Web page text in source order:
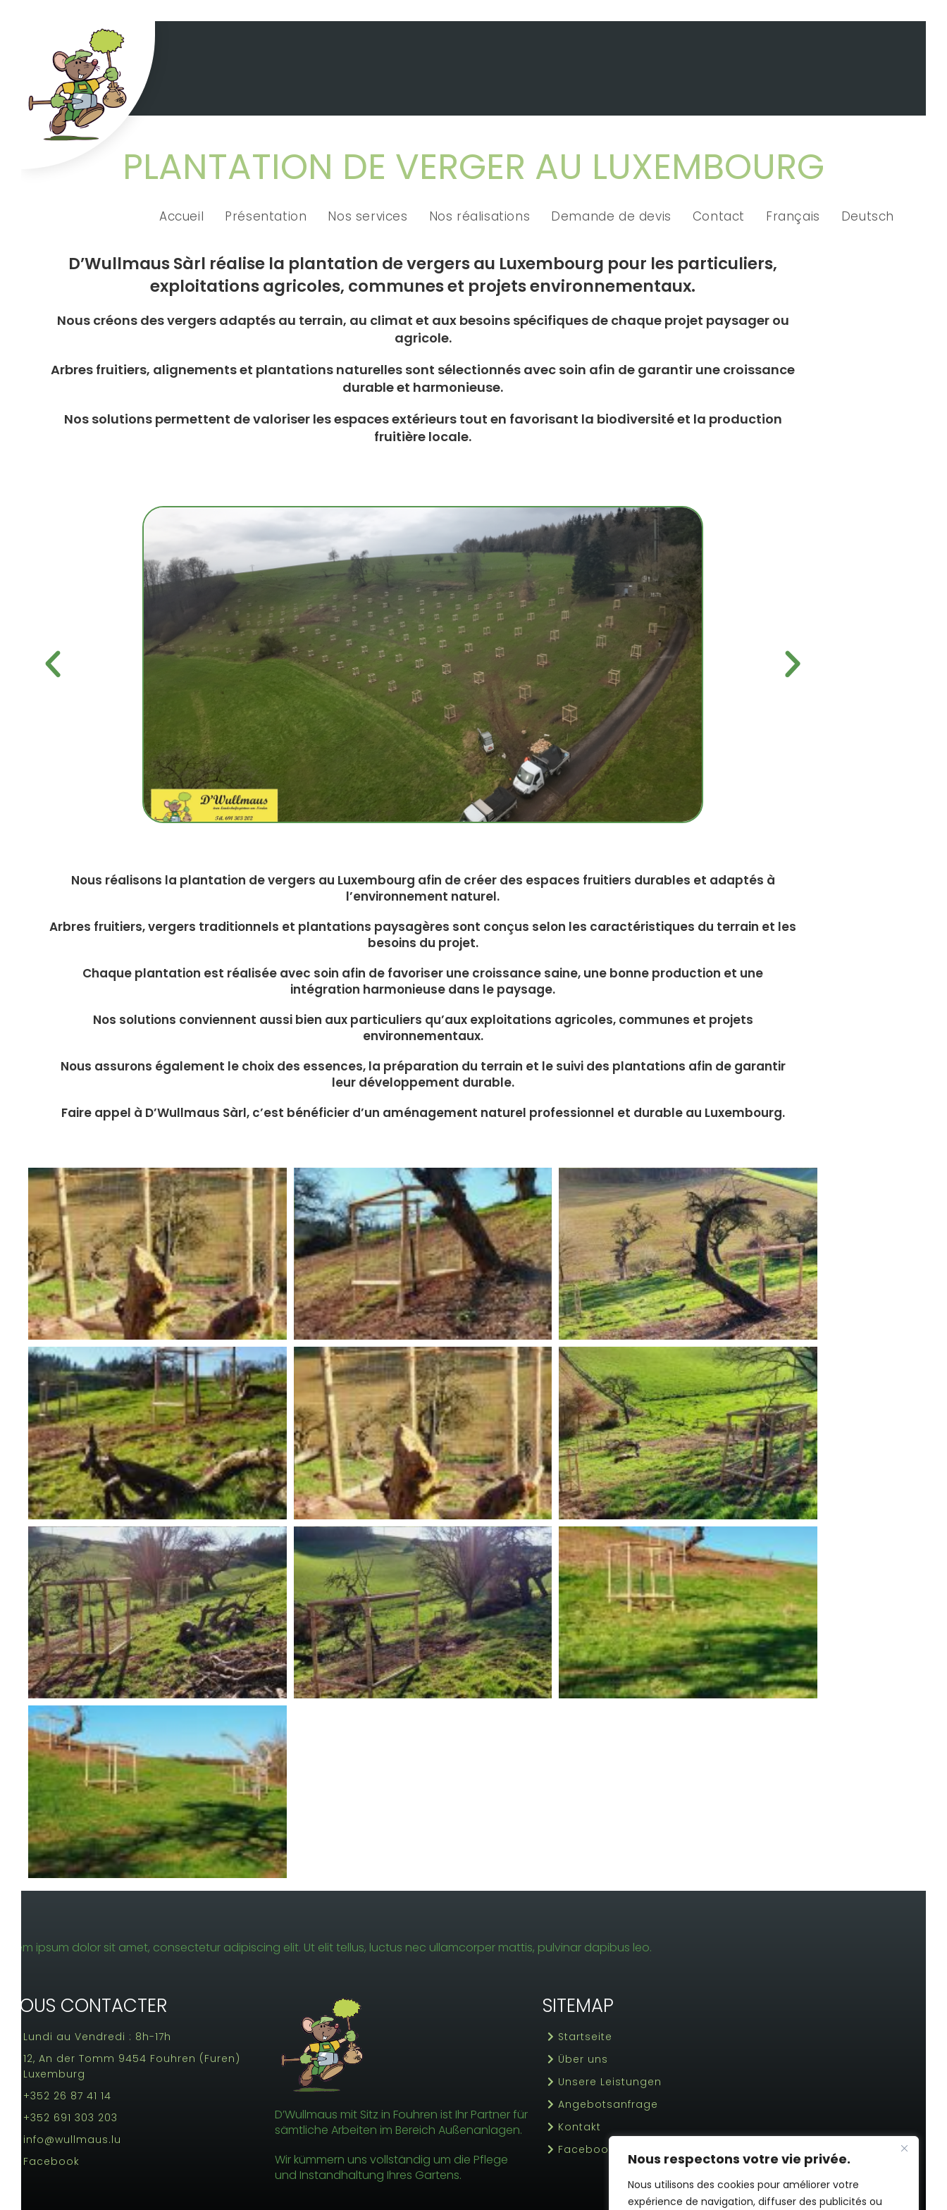
Nous respectons votre vie privée.
Nous utilisons des cookies pour améliorer votre
expérience de navigation, diffuser des publicités ou
Accueil Présentation Nos services Nos réalisations Demande de devis Contact Français Deutsch
PLANTATION DE VERGER AU LUXEMBOURG
D’Wullmaus Sàrl réalise la plantation de vergers au Luxembourg pour les particuliers,
exploitations agricoles, communes et projets environnementaux.
Nous créons des vergers adaptés au terrain, au climat et aux besoins spécifiques de chaque projet paysager ou
agricole.
Arbres fruitiers, alignements et plantations naturelles sont sélectionnés avec soin afin de garantir une croissance
durable et harmonieuse.
Nos solutions permettent de valoriser les espaces extérieurs tout en favorisant la biodiversité et la production
fruitière locale.
Nous réalisons la plantation de vergers au Luxembourg afin de créer des espaces fruitiers durables et adaptés à
l’environnement naturel.
Arbres fruitiers, vergers traditionnels et plantations paysagères sont conçus selon les caractéristiques du terrain et les
besoins du projet.
Chaque plantation est réalisée avec soin afin de favoriser une croissance saine, une bonne production et une
intégration harmonieuse dans le paysage.
Nos solutions conviennent aussi bien aux particuliers qu’aux exploitations agricoles, communes et projets
environnementaux.
Nous assurons également le choix des essences, la préparation du terrain et le suivi des plantations afin de garantir
leur développement durable.
Faire appel à D’Wullmaus Sàrl, c’est bénéficier d’un aménagement naturel professionnel et durable au Luxembourg.
Lorem ipsum dolor sit amet, consectetur adipiscing elit. Ut elit tellus, luctus nec ullamcorper mattis, pulvinar dapibus leo.
NOUS CONTACTER
Lundi au Vendredi : 8h-17h
12, An der Tomm 9454 Fouhren (Furen)
Luxemburg
+352 26 87 41 14
+352 691 303 203
info@wullmaus.lu
Facebook
D’Wullmaus mit Sitz in Fouhren ist Ihr Partner für
sämtliche Arbeiten im Bereich Außenanlagen.
Wir kümmern uns vollständig um die Pflege
und Instandhaltung Ihres Gartens.
SITEMAP
Startseite
Über uns
Unsere Leistungen
Angebotsanfrage
Kontakt
Facebook